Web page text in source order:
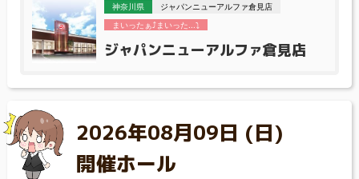
神奈川県
ジャパンニューアルファ倉見店
まいったぁ⤴まいった...⤵
ジャパンニューアルファ倉見店
2026年08月09日 (日)
開催ホール